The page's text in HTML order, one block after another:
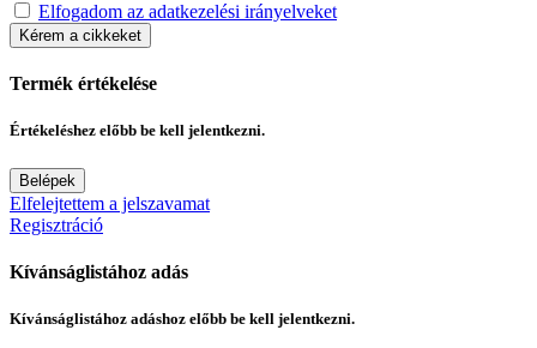
Elfogadom az adatkezelési irányelveket
Kérem a cikkeket
Termék értékelése
Értékeléshez előbb be kell jelentkezni.
Belépek
Elfelejtettem a jelszavamat
Regisztráció
Kívánságlistához adás
Kívánságlistához adáshoz előbb be kell jelentkezni.